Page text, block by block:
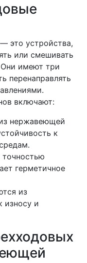
— это устройства,
или смешивать
Они имеют три
перенаправлять
включают:
нержавеющей
к
герметичное
из
износу и